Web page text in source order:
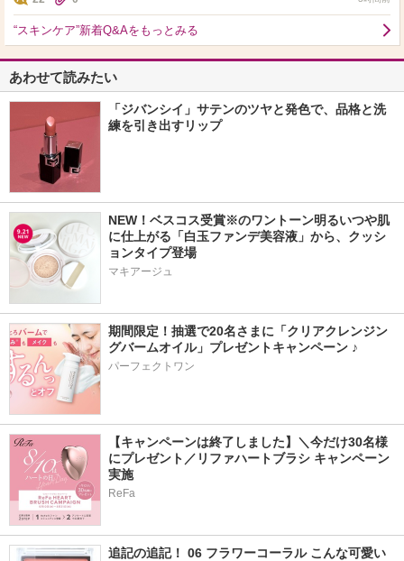
“スキンケア”新着Q&Aをもっとみる
あわせて読みたい
「ジバンシイ」サテンのツヤと発色で、品格と洗
練を引き出すリップ
NEW！ベスコス受賞※のワントーン明るいつや肌
に仕上がる「白玉ファンデ美容液」から、クッシ
ョンタイプ登場
マキアージュ
期間限定！抽選で20名さまに「クリアクレンジン
グバームオイル」プレゼントキャンペーン ♪
パーフェクトワン
【キャンペーンは終了しました】＼今だけ30名様
にプレゼント／リファハートブラシ キャンペーン
実施
ReFa
追記の追記！ 06 フラワーコーラル こんな可愛い